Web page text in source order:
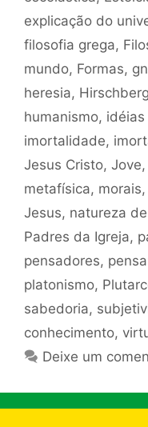
explicação do
filosofia grega,
mundo, Formas,
heresia,
humanismo,
imortalidade,
Jesus Cristo, Jove,
metafísica, morais,
Jesus, natureza
Padres da Igreja,
pensadores,
platonismo,
sabedoria,
conhecimento,
Deixe um